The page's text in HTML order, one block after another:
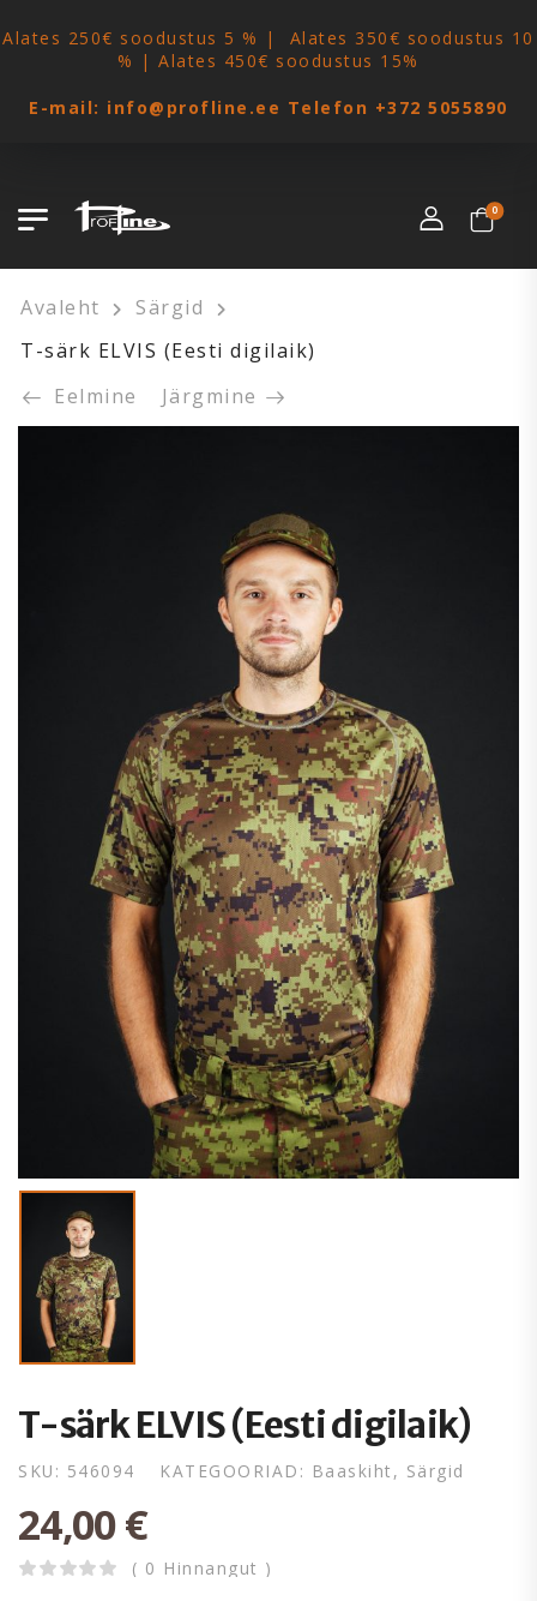
Alates 250€ soodustus 5 % | Alates 350€ soodustus 10
% | Alates 450€ soodustus 15%
E-mail: info@profline.ee Telefon +372 5055890
0
Avaleht
Särgid
T-särk ELVIS (Eesti digilaik)
Eelmine
Järgmine
T-särk ELVIS (Eesti digilaik)
SKU: 546094 KATEGOORIAD: Baaskiht , Särgid
24,00€
( 0 Hinnangut )